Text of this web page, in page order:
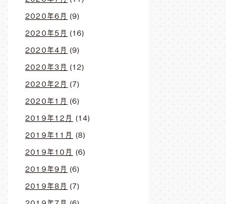
2020年6月 (9)
2020年5月 (16)
2020年4月 (9)
2020年3月 (12)
2020年2月 (7)
2020年1月 (6)
2019年12月 (14)
2019年11月 (8)
2019年10月 (6)
2019年9月 (6)
2019年8月 (7)